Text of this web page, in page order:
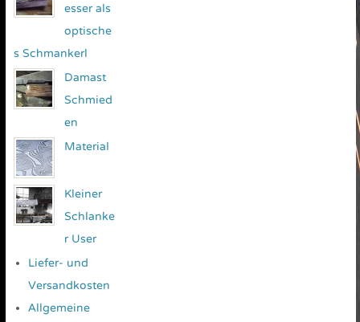
esser als
optische
s Schmankerl
Damast
Schmied
en
Material
Kleiner
Schlanke
r User
Liefer- und
Versandkosten
Allgemeine